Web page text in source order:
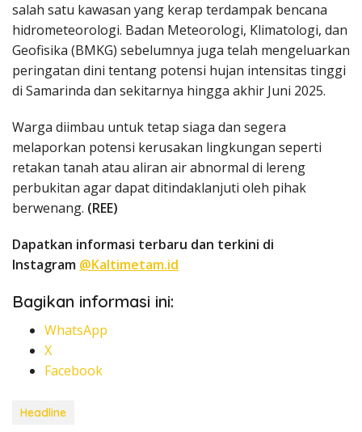
salah satu kawasan yang kerap terdampak bencana
hidrometeorologi. Badan Meteorologi, Klimatologi, dan
Geofisika (BMKG) sebelumnya juga telah mengeluarkan
peringatan dini tentang potensi hujan intensitas tinggi
di Samarinda dan sekitarnya hingga akhir Juni 2025.
Warga diimbau untuk tetap siaga dan segera
melaporkan potensi kerusakan lingkungan seperti
retakan tanah atau aliran air abnormal di lereng
perbukitan agar dapat ditindaklanjuti oleh pihak
berwenang. (REE)
Dapatkan informasi terbaru dan terkini di
Instagram @Kaltimetam.id
Bagikan informasi ini:
WhatsApp
X
Facebook
Headline